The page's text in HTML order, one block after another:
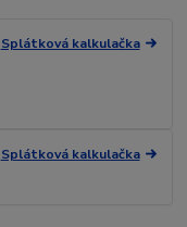
Splátková kalkulačka
Splátková kalkulačka